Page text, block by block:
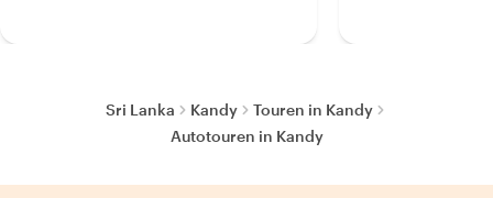
Sri Lanka Kandy
Touren in Kandy
Autotouren in Kandy